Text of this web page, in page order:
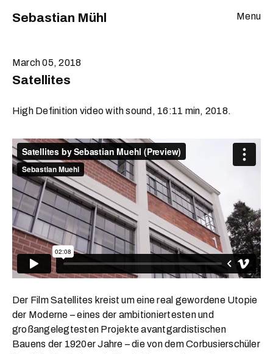
Menu
Sebastian Mühl
March 05, 2018
Satellites
High Definition video with sound, 16:11 min, 2018.
Der Film Satellites kreist um eine real gewordene Utopie
der Moderne – eines der ambitioniertesten und
großangelegtesten Projekte avantgardistischen
Bauens der 1920er Jahre – die von dem Corbusierschüler